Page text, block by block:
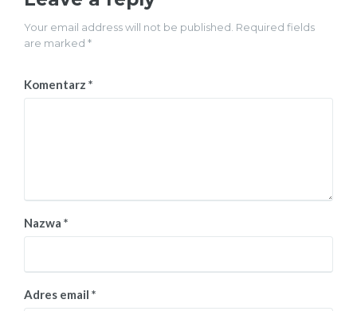
Your email address will not be published. Required fields
are marked *
Komentarz *
Nazwa *
Adres email *